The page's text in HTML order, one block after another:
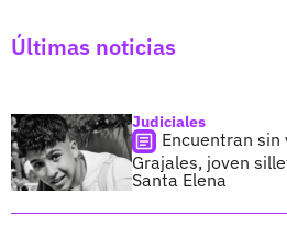
Últimas noticias
Judiciales
Encuentran sin
Grajales, joven
Santa Elena